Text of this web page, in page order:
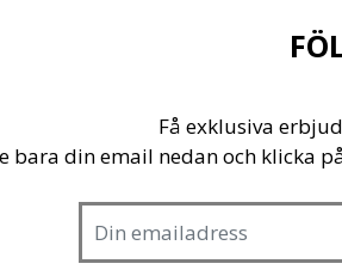
Få exklusiva
bara din email nedan och klicka